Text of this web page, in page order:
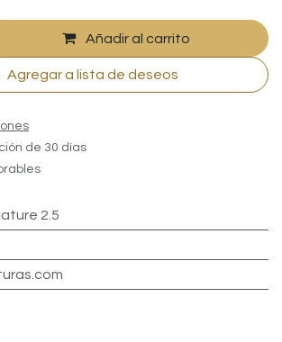
Añadir al carrito
Agregar a lista de deseos
de 30 días
2.5